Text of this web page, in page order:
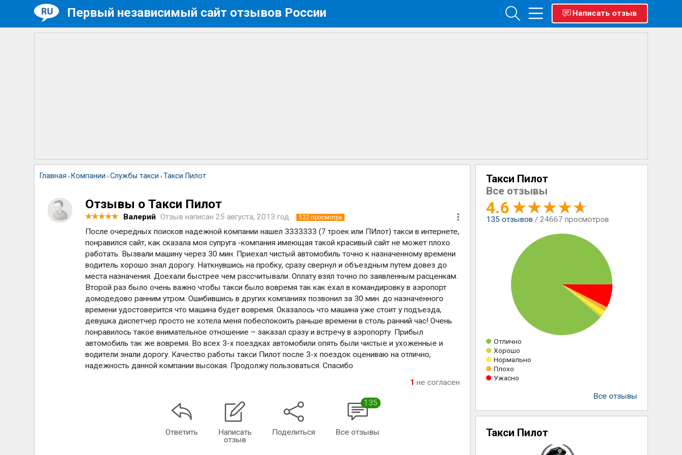
Первый независимый сайт отзывов России Написать отзыв
Главная › Компании ›Службы такси › Такси Пилот
Отзывы о Такси Пилот
Валерий Отзыв написан25 августа, 2013 год 522 просмотра
После очередных поисков надежной компании нашел 3333333 (7 троек или ПИлот) такси в интернете,
понравился сайт, как сказала моя супруга -компания имеющая такой красивый сайт не может плохо
работать. Вызвали машину через 30 мин. Приехал чистый автомобиль точно к назначенному времени
водитель хорошо знал дорогу. Наткнувшись на пробку, сразу свернул и объездным путем довез до
места назначения. Доехали быстрее чем рассчитывали. Оплату взял точно по заявленным расценкам.
Второй раз было очень важно чтобы такси было вовремя так как ехал в командировку в аэропорт
домодедово ранним утром. Ошибившись в других компаниях позвонил за 30 мин. до назначенного
времени удостоверится что машина будет вовремя. Оказалось что машина уже стоит у подъезда,
девушка диспетчер просто не хотела меня побеспокоить раньше времени в столь ранний час! Очень
понравилось такое внимательное отношение – заказал сразу и встречу в аэропорту. Прибыл
автомобиль так же вовремя. Во всех 3-х поездках автомобили опять были чистые и ухоженные и
водители знали дорогу. Качество работы такси Пилот после 3-х поездок оцениваю на отлично,
надежность данной компании высокая. Продолжу пользоваться. Спасибо
1 не согласен
Ответить
Написать
отзыв
Поделиться
135
Все отзывы
Такси Пилот
Все отзывы
4.6
135 отзывов / 24667 просмотров
Отлично
Хорошо
Нормально
Плохо
Ужасно
Все отзывы
Такси Пилот